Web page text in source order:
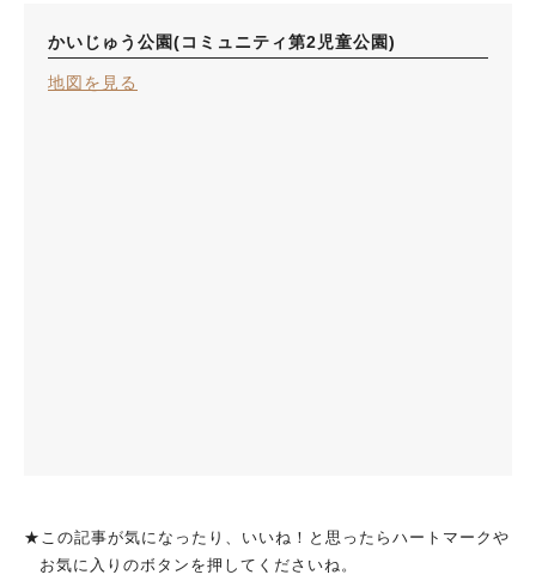
かいじゅう公園(コミュニティ第2児童公園)
地図を見る
★この記事が気になったり、いいね！と思ったらハートマークや
お気に入りのボタンを押してくださいね。